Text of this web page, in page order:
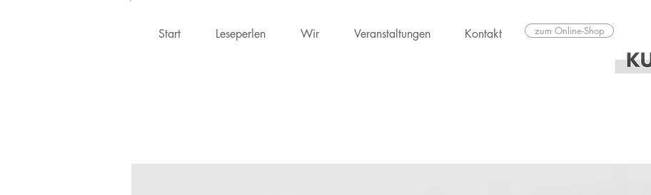
Start Leseperlen Wir Veranstaltungen Kontakt zum Online-Shop